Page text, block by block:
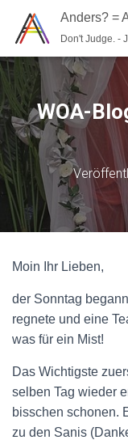
Anders? =
Don't Judge. -
WOA-
Moin Ihr Lieben,
der Sonntag
regnete und eine
was für ein Mist!
Das Wichtigste
selben Tag wieder
bisschen schonen.
zu den Sanis